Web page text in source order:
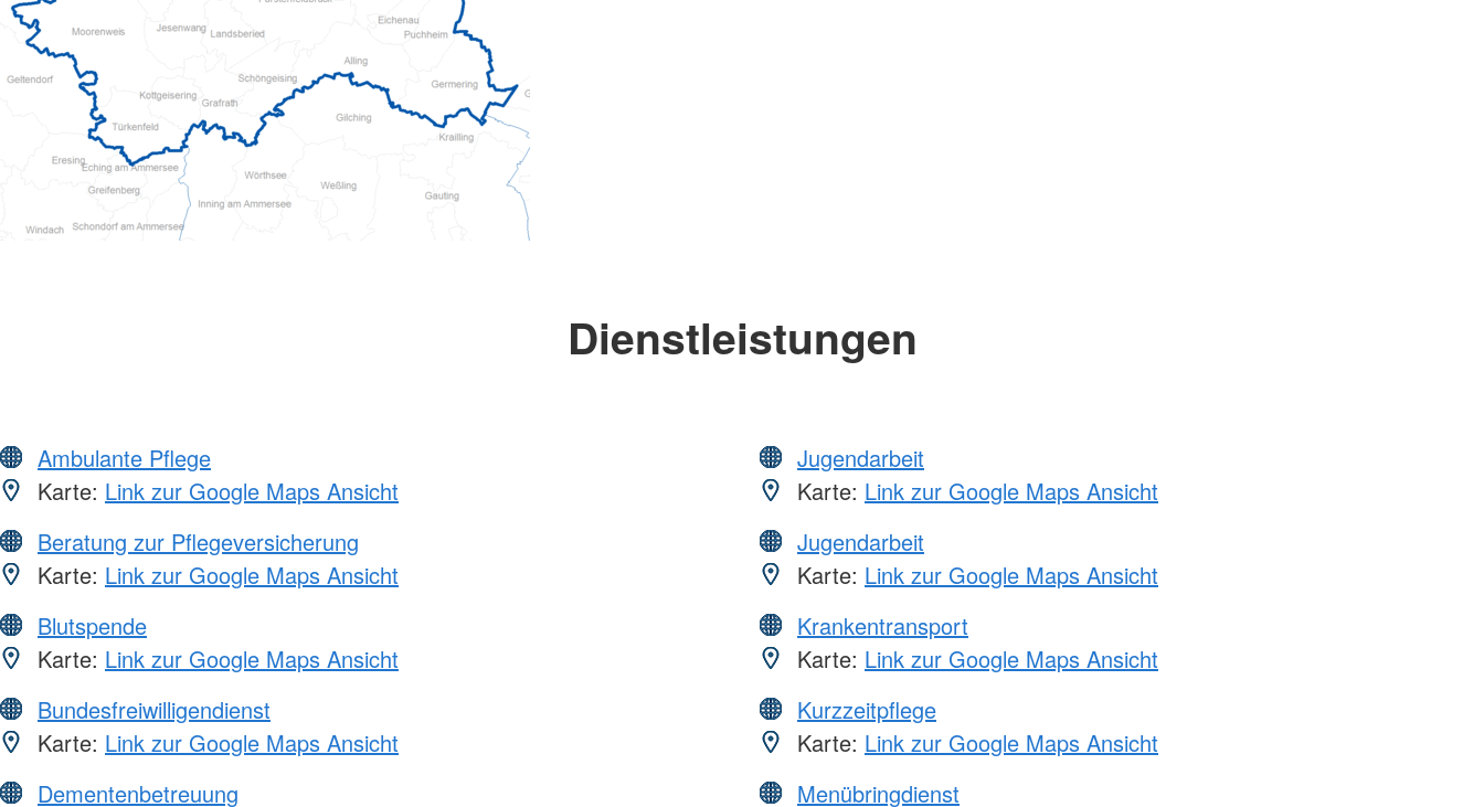
Dienstleistungen
Ambulante Pflege
Karte: Link zur Google Maps Ansicht
Beratung zur Pflegeversicherung
Karte: Link zur Google Maps Ansicht
Blutspende
Karte: Link zur Google Maps Ansicht
Bundesfreiwilligendienst
Karte: Link zur Google Maps Ansicht
Dementenbetreuung
Jugendarbeit
Karte: Link zur Google Maps Ansicht
Jugendarbeit
Karte: Link zur Google Maps Ansicht
Krankentransport
Karte: Link zur Google Maps Ansicht
Kurzzeitpflege
Karte: Link zur Google Maps Ansicht
Menübringdienst